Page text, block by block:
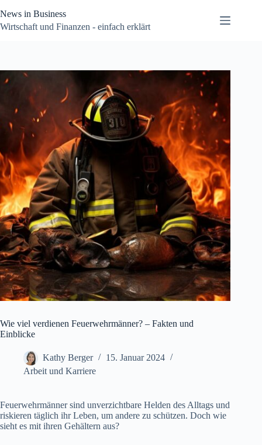
Inhalt
springen
News in Business
Wirtschaft und Finanzen - einfach erklärt
Wie viel verdienen Feuerwehrmänner? – Fakten und
Einblicke
Kathy Berger
15. Januar 2024
Arbeit und Karriere
Feuerwehrmänner sind unverzichtbare Helden des Alltags und
riskieren täglich ihr Leben, um andere zu schützen. Doch wie
sieht es mit ihren Gehältern aus?